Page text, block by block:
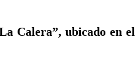
Calera”, ubicado en el